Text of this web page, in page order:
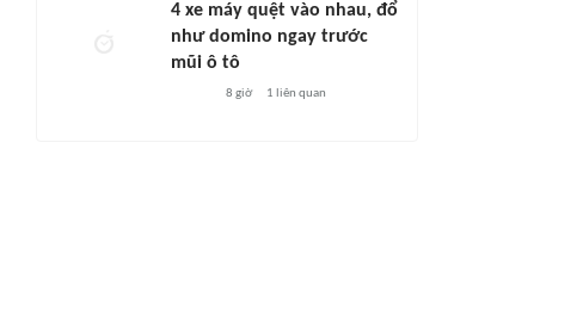
4 xe máy quệt vào nhau, đổ
như domino ngay trước
mũi ô tô
8 giờ 1 liên quan